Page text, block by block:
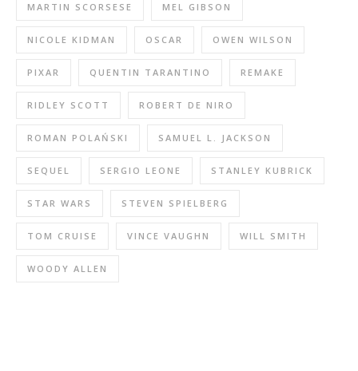
MARTIN SCORSESE MEL GIBSON
NICOLE KIDMAN OSCAR OWEN WILSON
PIXAR QUENTIN TARANTINO REMAKE
RIDLEY SCOTT ROBERT DE NIRO
ROMAN POLAŃSKI SAMUEL L. JACKSON
SEQUEL SERGIO LEONE STANLEY KUBRICK
STAR WARS STEVEN SPIELBERG
TOM CRUISE VINCE VAUGHN WILL SMITH
WOODY ALLEN